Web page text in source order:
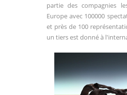
partie des compagnies
Europe avec 100000
et près de 100
un tiers est donné à